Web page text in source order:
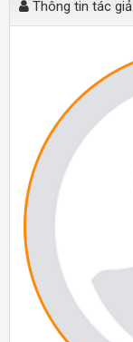
Thông tin tác giả